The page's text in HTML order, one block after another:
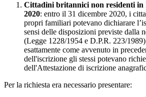
Cittadini britannici non residenti in
2020: entro il 31 dicembre 2020, i
propri familiari potevano dichiarare
sensi delle disposizioni previste dalla
(Legge 1228/1954 e D.P.R. 223/
esattamente come avvenuto in
dell'iscrizione gli stessi potevano
dell'Attestazione di iscrizione
Per la richiesta era necessario presentare: